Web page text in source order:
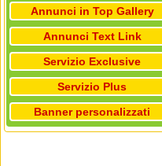
Annunci in Top Gallery
Annunci Text Link
Servizio Exclusive
Servizio Plus
Banner personalizzati